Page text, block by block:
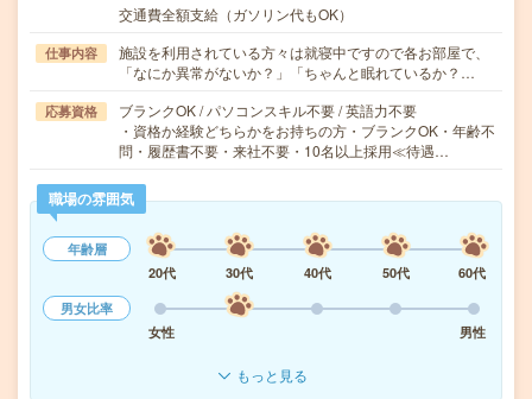
交通費全額支給（ガソリン代もOK）
仕事内容
施設を利用されている方々は就寝中ですので各お部屋で、
「なにか異常がないか？」「ちゃんと眠れているか？…
応募資格
ブランクOK / パソコンスキル不要 / 英語力不要
・資格か経験どちらかをお持ちの方・ブランクOK・年齢不
問・履歴書不要・来社不要・10名以上採用≪待遇…
職場の雰囲気
年齢層
20代
30代 40代 50代
60代
男女比率
女性
男性
もっと見る